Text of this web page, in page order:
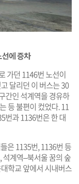
에 증차
가던 1146번 노선이
달리던 이 버스는 30
간인 석계역을 경유하
등 불편이 컸었다. 11
번과 1136번은 한 대
은 1135번, 1136번 등
석계역–북서울 꿈의 숲
학교 앞에서 시내버스